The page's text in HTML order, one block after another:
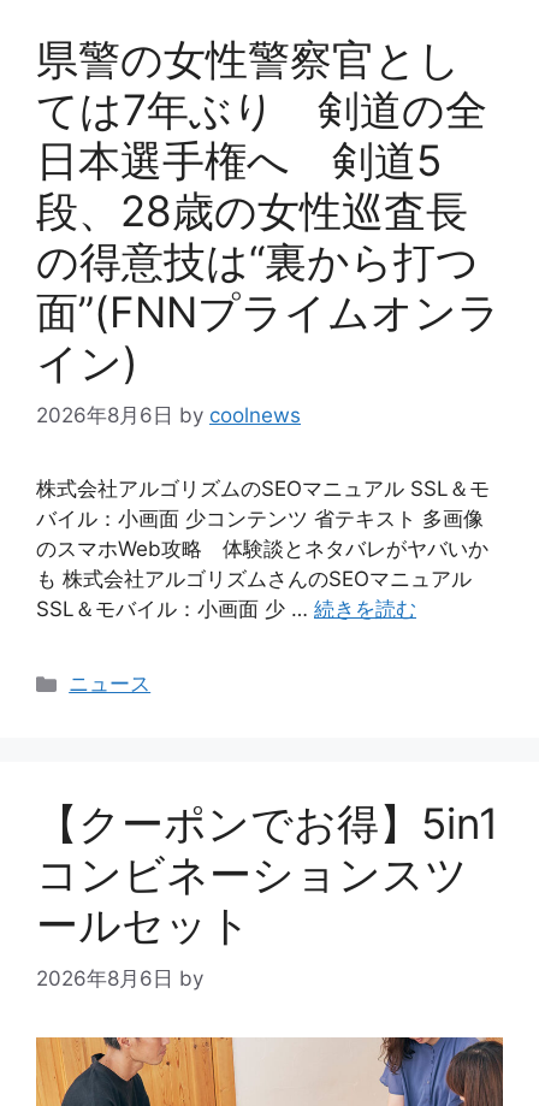
県警の女性警察官とし
ては7年ぶり 剣道の全
日本選手権へ 剣道5
段、28歳の女性巡査長
の得意技は“裏から打つ
面”(FNNプライムオンラ
イン)
2026年8月6日 by coolnews
株式会社アルゴリズムのSEOマニュアル SSL＆モ
バイル：小画面 少コンテンツ 省テキスト 多画像
のスマホWeb攻略 体験談とネタバレがヤバいか
も 株式会社アルゴリズムさんのSEOマニュアル
SSL＆モバイル：小画面 少 … 続きを読む
カ
ー
ニュース
【クーポンでお得】5in1
コンビネーションスツ
ールセット
2026年8月6日 by